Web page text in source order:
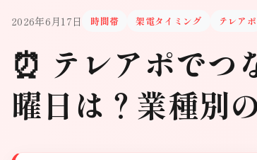
2026年6月17日 時間帯 架電タイミング テレアポ
⏰ テレアポでつ
曜日は？業種別